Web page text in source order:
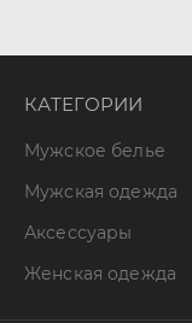
КАТЕГОРИИ
Мужское белье
Мужская одежда
Аксессуары
Женская одежда